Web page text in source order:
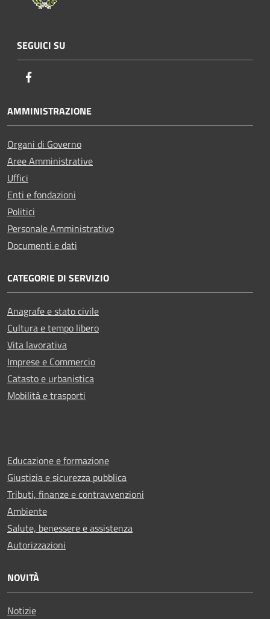
SEGUICI SU
AMMINISTRAZIONE
Organi di Governo
Aree Amministrative
Uffici
Enti e fondazioni
Politici
Personale Amministrativo
Documenti e dati
CATEGORIE DI SERVIZIO
Anagrafe e stato civile
Cultura e tempo libero
Vita lavorativa
Imprese e Commercio
Catasto e urbanistica
Mobilità e trasporti
Educazione e formazione
Giustizia e sicurezza pubblica
Tributi, finanze e contravvenzioni
Ambiente
Salute, benessere e assistenza
Autorizzazioni
NOVITÀ
Notizie